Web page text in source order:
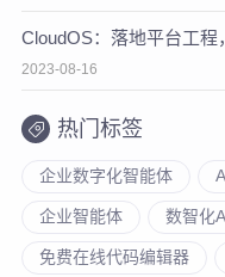
CloudOS：落地平台工
2023-08-16
热门标签
企业数字化智能体
企业智能体 数智化
免费在线代码编辑器